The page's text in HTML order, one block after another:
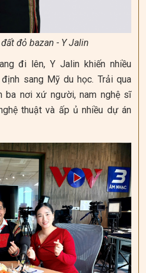
đỏ bazan - Y Jalin
đi lên, Y Jalin khiến nhiều
sang Mỹ du học. Trải qua
ba nơi xứ người, nam nghệ sĩ
thuật và ấp ủ nhiều dự án